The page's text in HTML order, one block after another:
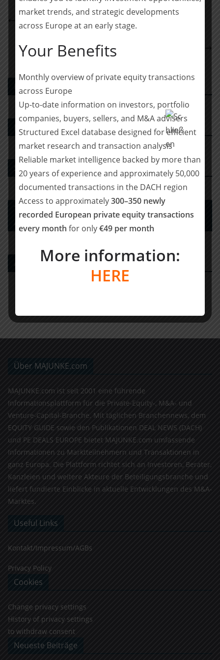
Shearman & Sterling berät Sport Group bei
umfassender Finanzierung
Unternehmen Gapwaves
PE DEALS EUROPE
M&A-Beratungshaus
Strategy Consulting
Tax Advisory Services and Financial / Deal
Advisory
Agency for Financial Investors
Über MAJUNKE.com
MAJUNKE.com ist seit 2001 eine führende
Informationsplattform für die Private-Equity-, M&A- und
Venture-Capital-Branche. Mit täglichen Branchennews, dem
EQUITY GUIDE sowie den Publikationen DEAL NEWS (DACH)
und PE DEALS EUROPE bietet MAJUNKE.com umfassende
Informationen zu Marktteilnehmern und Transaktionen in
ganz Europa. Die Plattform richtet sich an Investoren, Berater,
Kanzleien und weitere Akteure der Beteiligungsbranche und
liefert fundierte Einblicke in aktuelle Entwicklungen des M&A-
Marktes.
Useful Links
Kontakt/Impressum/AGBs
Privacy Policy
Cookies
Change privacy settings
History of privacy settings
to withdraw consent
Neueste Beiträge
market trends, and strategic developments
across Europe at an early stage.
Your Benefits
Monthly overview of private equity transactions
across Europe
Up-to-date information on investors, portfolio
companies, buyers, sellers, and M&A advisers
Structured Excel database designed for efficient
market research and transaction analysis
Reliable market intelligence backed by more than
20 years of experience and approximately 50,000
documented transactions in the DACH region
Access to approximately300–350 newly
recorded European private equity transactions
every month for only€49 per month
More information:
HERE